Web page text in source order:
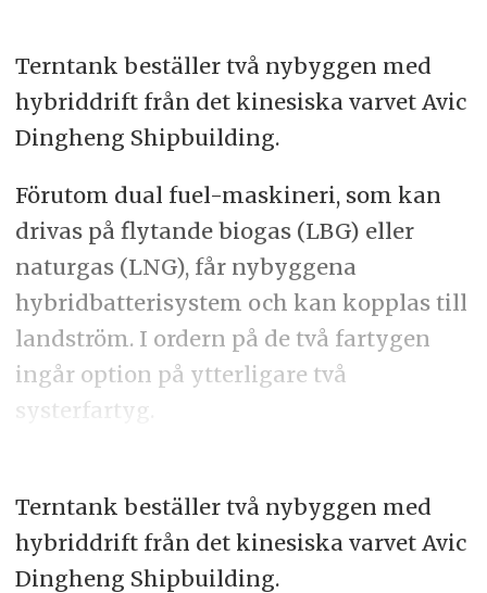
Terntank beställer två nybyggen med
hybriddrift från det kinesiska varvet Avic
Dingheng Shipbuilding.
Förutom dual fuel-maskineri, som kan
drivas på flytande biogas (LBG) eller
naturgas (LNG), får nybyggena
hybridbatterisystem och kan kopplas till
landström. I ordern på de två fartygen
ingår option på ytterligare två
systerfartyg.
Terntank beställer två nybyggen med
hybriddrift från det kinesiska varvet Avic
Dingheng Shipbuilding.